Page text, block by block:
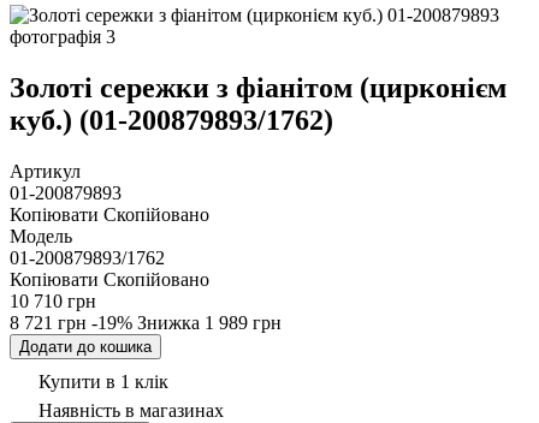
Золоті сережки з фіанітом (цирконієм
куб.) (01-200879893/1762)
Артикул
01-200879893
Копіювати Скопійовано
Модель
01-200879893/1762
Копіювати Скопійовано
10 710 грн
8 721 грн -19% Знижка 1 989 грн
Додати до кошика
Купити в 1 клік
Наявність в магазинах